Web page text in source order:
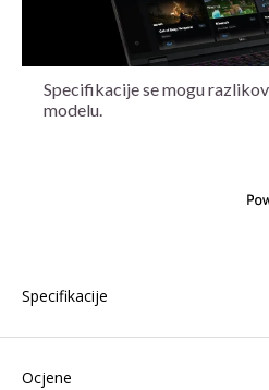
Specifikacije se mogu
modelu.
Specifikacije
Ocjene